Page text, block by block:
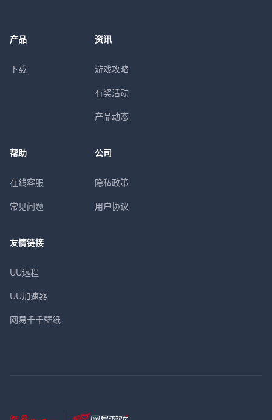
产品
下载
资讯
游戏攻略
有奖活动
产品动态
帮助
在线客服
常见问题
公司
隐私政策
用户协议
友情链接
UU远程
UU加速器
网易千千壁纸